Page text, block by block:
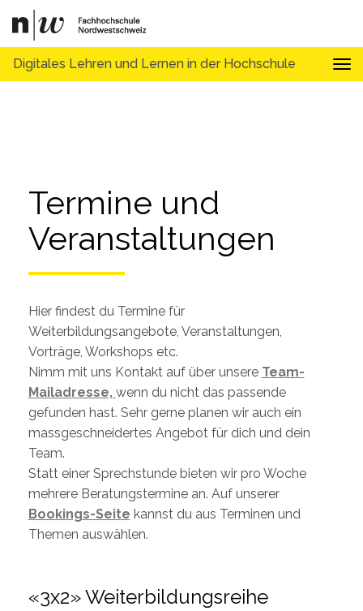
Digitales Lehren und Lernen in der Hochschule
Termine und
Veranstaltungen
Hier findest du Termine für
Weiterbildungsangebote, Veranstaltungen,
Vorträge, Workshops etc.
Nimm mit uns Kontakt auf über unsere Team-
Mailadresse, wenn du nicht das passende
gefunden hast. Sehr gerne planen wir auch ein
massgeschneidertes Angebot für dich und dein
Team.
Statt einer Sprechstunde bieten wir pro Woche
mehrere Beratungstermine an. Auf unserer
Bookings-Seite kannst du aus Terminen und
Themen auswählen.
«3x2» Weiterbildungsreihe